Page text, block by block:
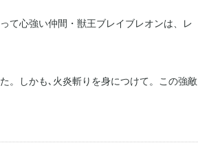
て心強い仲間・獣王ブレイブレオンは、レ
。しかも､火炎斬りを身につけて。この強敵